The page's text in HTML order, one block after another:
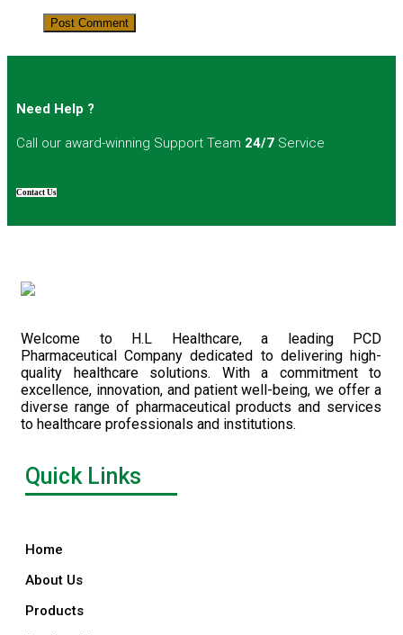
Post Comment
Need Help ?
Call our award-winning Support Team 24/7 Service
Contact Us
Welcome to H.L Healthcare, a leading PCD
Pharmaceutical Company dedicated to delivering high-
quality healthcare solutions. With a commitment to
excellence, innovation, and patient well-being, we offer a
diverse range of pharmaceutical products and services
to healthcare professionals and institutions.
Quick Links
Home
About Us
Products